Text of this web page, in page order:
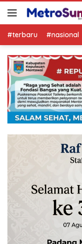
#terbaru #nasional